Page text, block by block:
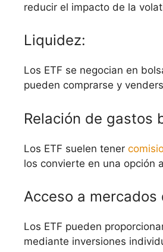
reducir el impacto de la
Liquidez:
Los ETF se negocian en
pueden comprarse y
Relación de gastos
Los ETF suelen tener
los convierte en una opción
Acceso a
Los ETF pueden
mediante inversiones